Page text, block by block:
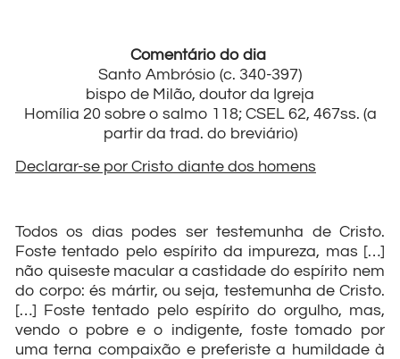
Comentário do dia
Santo Ambrósio (c. 340-397)
bispo de Milão, doutor da Igreja
Homília 20 sobre o salmo 118; CSEL 62, 467ss. (a
partir da trad. do breviário)
Declarar-se por Cristo diante dos homens
Todos os dias podes ser testemunha de Cristo.
Foste tentado pelo espírito da impureza, mas […]
não quiseste macular a castidade do espírito nem
do corpo: és mártir, ou seja, testemunha de Cristo.
[…] Foste tentado pelo espírito do orgulho, mas,
vendo o pobre e o indigente, foste tomado por
uma terna compaixão e preferiste a humildade à